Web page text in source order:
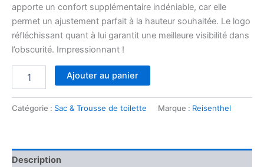
apporte un confort supplémentaire indéniable, car elle
permet un ajustement parfait à la hauteur souhaitée. Le logo
réfléchissant quant à lui garantit une meilleure visibilité dans
l’obscurité. Impressionnant !
twist
Ajouter au panier
Catégorie : Sac & Trousse de toilette Marque : Reisenthel
Description